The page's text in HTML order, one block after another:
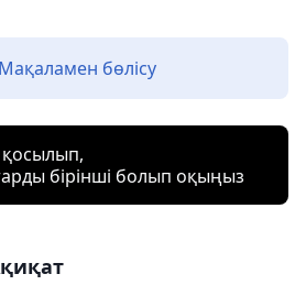
Мақаламен бөлісу
қосылып,
бірінші болып оқыңыз